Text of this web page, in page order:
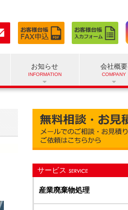
お知らせ 会社概要
サービス
産業廃棄物処理